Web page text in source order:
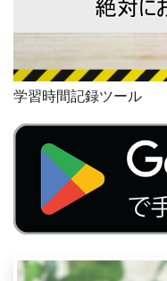
学習時間記録ツール